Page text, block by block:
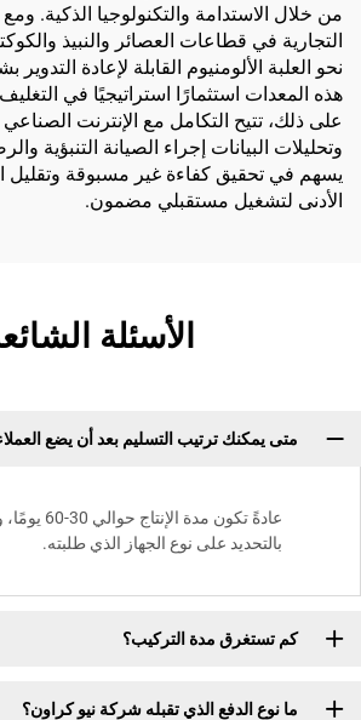
من خلال الاستدامة والتكنولوجيا الذكية.
التجارية في قطاعات العصائر والنبيذ
نحو العلبة الألومنيوم القابلة لإعادة التدوير
هذه المعدات استثمارًا استراتيجيًا في
وتحليلات البيانات إجراء الصيانة التنبؤية
يسهم في تحقيق كفاءة غير مسبوقة وتقليل
الأدنى لتشغيل مستقبلي مضمون.
الأسئلة
متى يمكنك ترتيب التسليم بعد أن يضع
عادةً تكون مدة
بالتحديد على نوع الجهاز الذي طلبته.
كم تستغرق مدة التركيب؟
ما نوع الدفع الذي تقبله شركة نيو كراون؟